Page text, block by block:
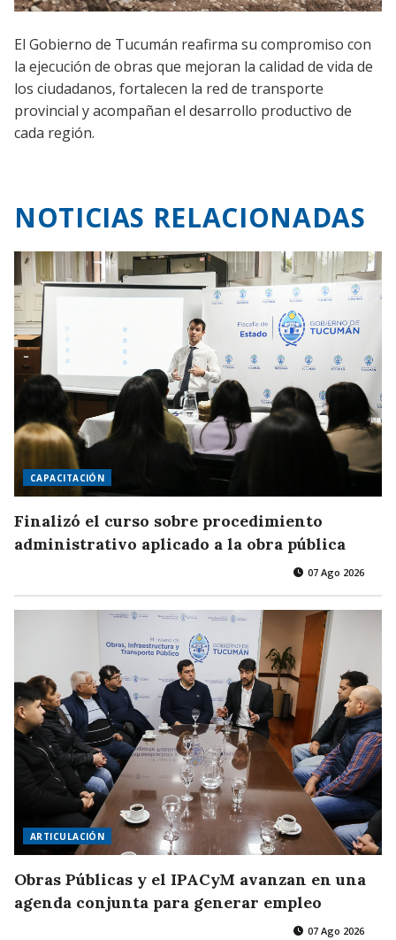
El Gobierno de Tucumán reafirma su compromiso con
la ejecución de obras que mejoran la calidad de vida de
los ciudadanos, fortalecen la red de transporte
provincial y acompañan el desarrollo productivo de
cada región.
NOTICIAS RELACIONADAS
CAPACITACIÓN
Finalizó el curso sobre procedimiento
administrativo aplicado a la obra pública
07 Ago 2026
ARTICULACIÓN
Obras Públicas y el IPACyM avanzan en una
agenda conjunta para generar empleo
07 Ago 2026